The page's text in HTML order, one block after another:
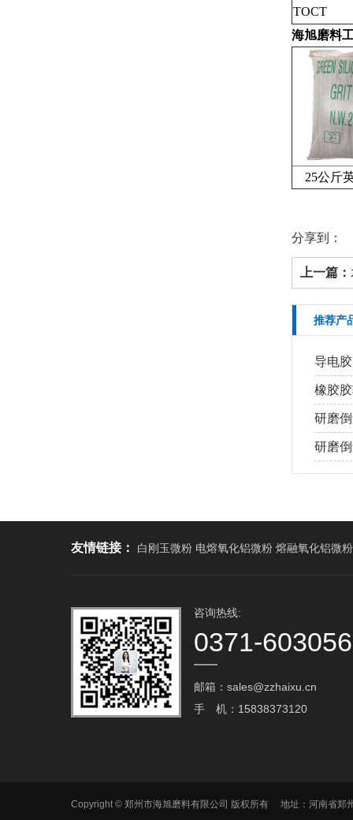
TOCT
海旭磨料
25公斤
分享到：
上一篇：
推荐产
导电
橡胶
研磨
研磨
友情链接： 白刚玉微粉 电熔氧化铝微粉 熔融氧化铝微粉
咨询热线:
0371-
邮箱：sales@zzhaixu.cn
手 机：15838373120
Copyright © 郑州市海旭磨料有限公司 版权所有 地址：河南省